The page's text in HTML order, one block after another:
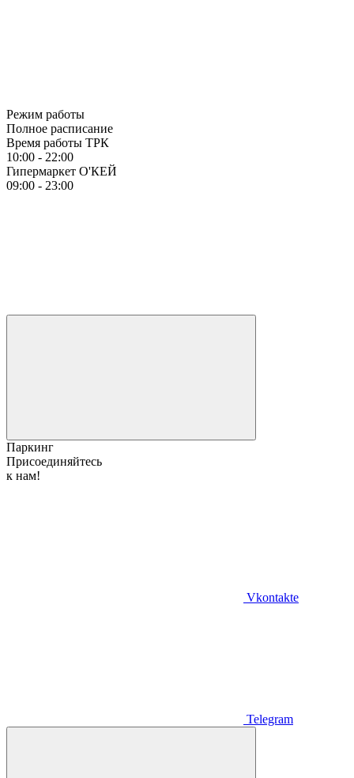
Режим работы
Полное расписание
Время работы ТРК
10:00 - 22:00
Гипермаркет О'КЕЙ
09:00 - 23:00
Паркинг
Присоединяйтесь
к нам!
Vkontakte
Telegram